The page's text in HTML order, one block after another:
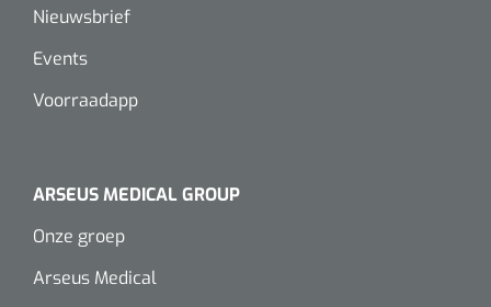
Nieuwsbrief
Events
Voorraadapp
ARSEUS MEDICAL GROUP
Onze groep
Arseus Medical